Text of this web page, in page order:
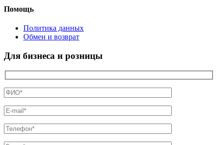
Помощь
Политика данных
Обмен и возврат
Для бизнеса и розницы